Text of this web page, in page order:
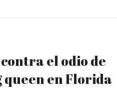
el odio de
queen en Florida